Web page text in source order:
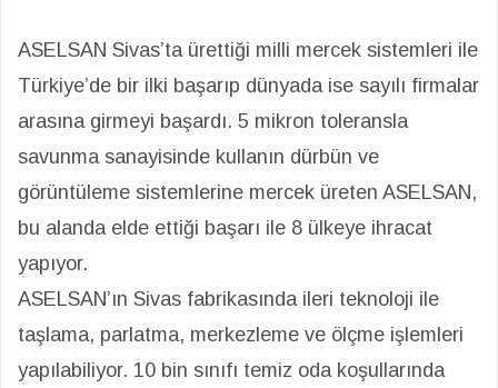
ASELSAN Sivas’ta ürettiği milli mercek sistemleri ile
Türkiye’de bir ilki başarıp dünyada ise sayılı firmalar
arasına girmeyi başardı. 5 mikron toleransla
savunma sanayisinde kullanın dürbün ve
görüntüleme sistemlerine mercek üreten ASELSAN,
bu alanda elde ettiği başarı ile 8 ülkeye ihracat
yapıyor.
ASELSAN’ın Sivas fabrikasında ileri teknoloji ile
taşlama, parlatma, merkezleme ve ölçme işlemleri
yapılabiliyor. 10 bin sınıfı temiz oda koşullarında